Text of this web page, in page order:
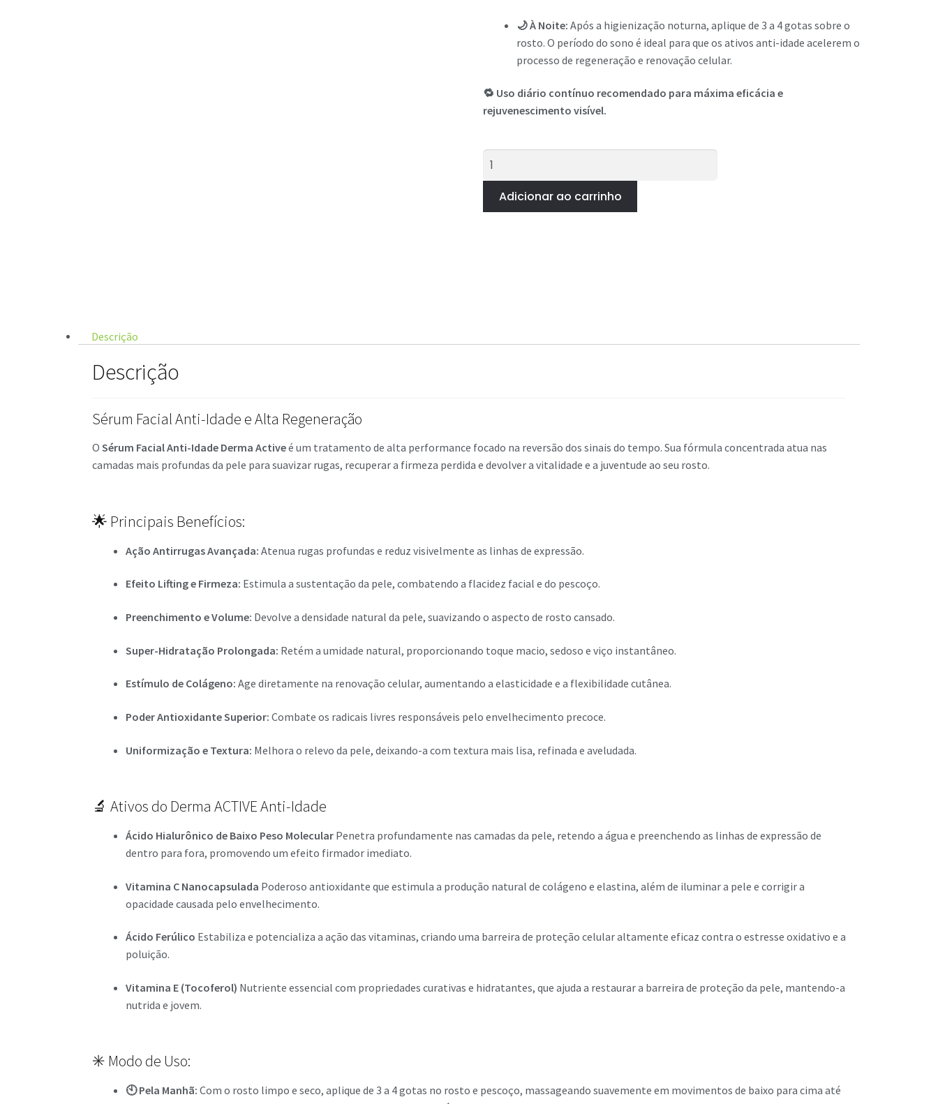
🌙 À Noite: Após a higienização noturna, aplique de 3 a 4 gotas sobre o
rosto. O período do sono é ideal para que os ativos anti-idade acelerem o
processo de regeneração e renovação celular.
🔁 Uso diário contínuo recomendado para máxima eficácia e
rejuvenescimento visível.
Adicionar ao carrinho
Descrição
Descrição
Sérum Facial Anti-Idade e Alta Regeneração
O Sérum Facial Anti-Idade Derma Activeé um tratamento de alta performance focado na reversão dos sinais do tempo. Sua fórmula concentrada atua nas
camadas mais profundas da pele para suavizar rugas, recuperar a firmeza perdida e devolver a vitalidade e a juventude ao seu rosto.
🌟 Principais Benefícios:
Ação Antirrugas Avançada: Atenua rugas profundas e reduz visivelmente as linhas de expressão.
Efeito Lifting e Firmeza: Estimula a sustentação da pele, combatendo a flacidez facial e do pescoço.
Preenchimento e Volume: Devolve a densidade natural da pele, suavizando o aspecto de rosto cansado.
Super-Hidratação Prolongada: Retém a umidade natural, proporcionando toque macio, sedoso e viço instantâneo.
Estímulo de Colágeno: Age diretamente na renovação celular, aumentando a elasticidade e a flexibilidade cutânea.
Poder Antioxidante Superior: Combate os radicais livres responsáveis pelo envelhecimento precoce.
Uniformização e Textura: Melhora o relevo da pele, deixando-a com textura mais lisa, refinada e aveludada.
🔬 Ativos do Derma ACTIVE Anti-Idade
Ácido Hialurônico de Baixo Peso Molecular Penetra profundamente nas camadas da pele, retendo a água e preenchendo as linhas de expressão de
dentro para fora, promovendo um efeito firmador imediato.
Vitamina C Nanocapsulada Poderoso antioxidante que estimula a produção natural de colágeno e elastina, além de iluminar a pele e corrigir a
opacidade causada pelo envelhecimento.
Ácido Ferúlico Estabiliza e potencializa a ação das vitaminas, criando uma barreira de proteção celular altamente eficaz contra o estresse oxidativo e a
poluição.
Vitamina E (Tocoferol) Nutriente essencial com propriedades curativas e hidratantes, que ajuda a restaurar a barreira de proteção da pele, mantendo-a
nutrida e jovem.
✳️ Modo de Uso:
🕙 Pela Manhã: Com o rosto limpo e seco, aplique de 3 a 4 gotas no rosto e pescoço, massageando suavemente em movimentos de baixo para cima até